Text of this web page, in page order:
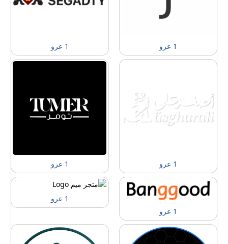
1 عرو 1 عرو
1 عرو 1 عرو
1 عرو
1 عرو